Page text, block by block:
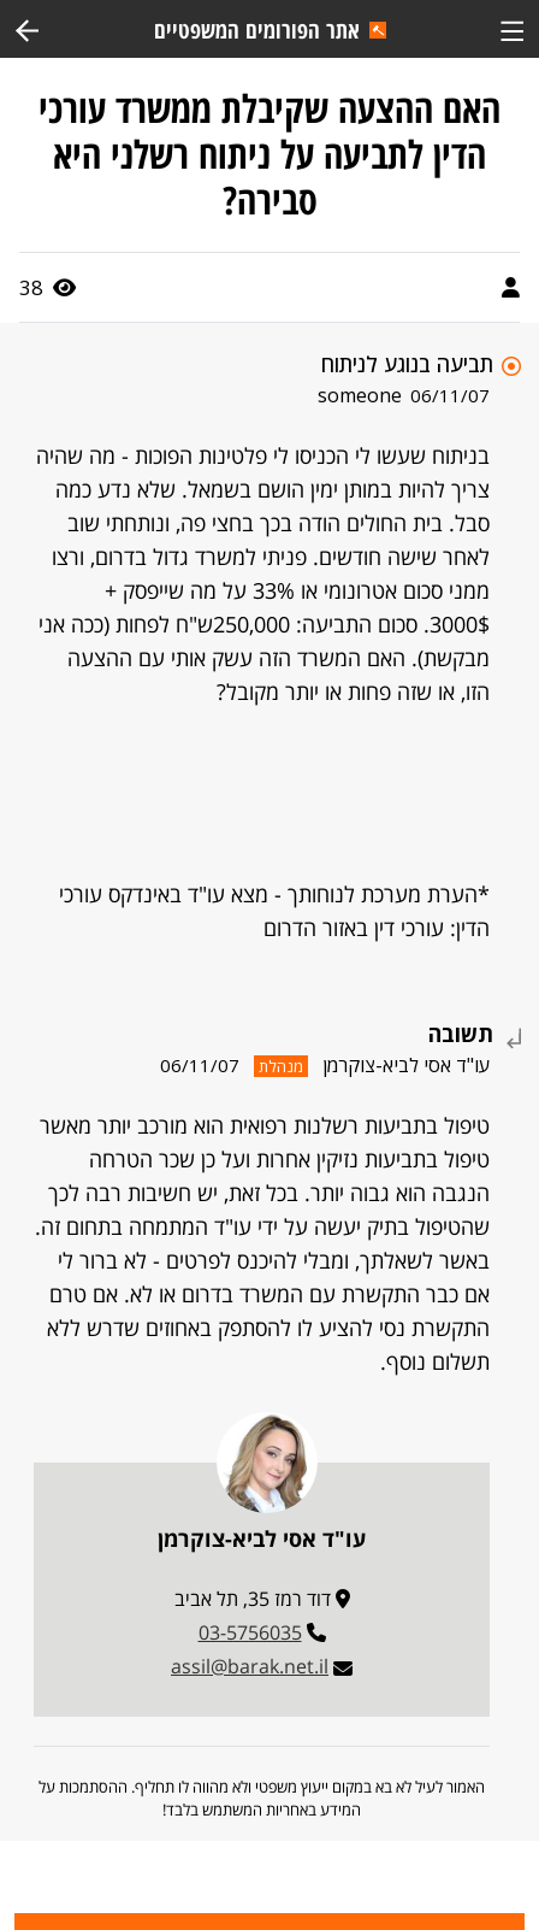
אתר הפורומים המשפטיים
האם ההצעה שקיבלת ממשרד עורכי
הדין לתביעה על ניתוח רשלני היא
סבירה?
38
תביעה בנוגע לניתוח
someone 06/11/07
בניתוח שעשו לי הכניסו לי פלטינות הפוכות - מה שהיה
צריך להיות במותן ימין הושם בשמאל. שלא נדע כמה
סבל. בית החולים הודה בכך בחצי פה, ונותחתי שוב
לאחר שישה חודשים. פניתי למשרד גדול בדרום, ורצו
ממני סכום אטרונומי או 33% על מה שייפסק +
3000$. סכום התביעה: 250,000ש"ח לפחות (ככה אני
מבקשת). האם המשרד הזה עשק אותי עם ההצעה
הזו, או שזה פחות או יותר מקובל?
*הערת מערכת לנוחותך - מצא עו"ד באינדקס עורכי
הדין: עורכי דין באזור הדרום
תשובה
עו"ד אסי לביא-צוקרמן מנהלת 06/11/07
טיפול בתביעות רשלנות רפואית הוא מורכב יותר מאשר
טיפול בתביעות נזיקין אחרות ועל כן שכר הטרחה
הנגבה הוא גבוה יותר. בכל זאת, יש חשיבות רבה לכך
שהטיפול בתיק יעשה על ידי עו"ד המתמחה בתחום זה.
באשר לשאלתך, ומבלי להיכנס לפרטים - לא ברור לי
אם כבר התקשרת עם המשרד בדרום או לא. אם טרם
התקשרת נסי להציע לו להסתפק באחוזים שדרש ללא
תשלום נוסף.
עו"ד אסי לביא-צוקרמן
דוד רמז 35, תל אביב
03-5756035
assil@barak.net.il
האמור לעיל לא בא במקום ייעוץ משפטי ולא מהווה לו תחליף. ההסתמכות על
המידע באחריות המשתמש בלבד!